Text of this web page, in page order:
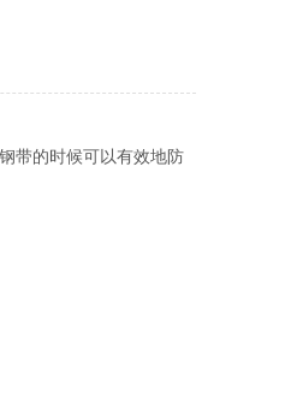
带的时候可以有效地防